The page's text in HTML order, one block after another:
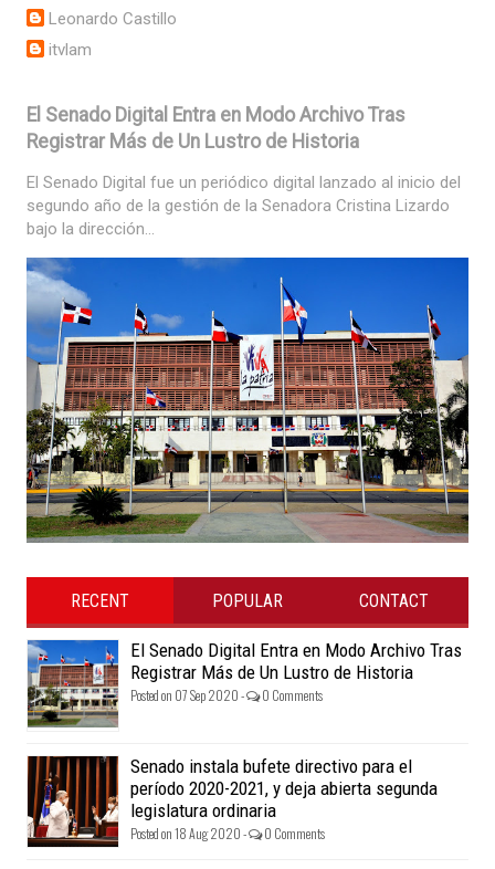
Leonardo Castillo
itvlam
El Senado Digital Entra en Modo Archivo Tras
Registrar Más de Un Lustro de Historia
El Senado Digital fue un periódico digital lanzado al inicio del
segundo año de la gestión de la Senadora Cristina Lizardo
bajo la dirección...
RECENT POPULAR CONTACT
El Senado Digital Entra en Modo Archivo Tras
Registrar Más de Un Lustro de Historia
Posted on 07 Sep 2020 - 0 Comments
Senado instala bufete directivo para el
período 2020-2021, y deja abierta segunda
legislatura ordinaria
Posted on 18 Aug 2020 - 0 Comments